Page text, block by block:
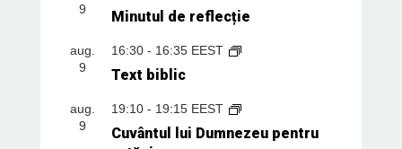
9
Minutul de reflecție
aug.
9
16:30- 16:35 EEST
Text biblic
aug.
9
19:10- 19:15 EEST
Cuvântul lui Dumnezeu pentru